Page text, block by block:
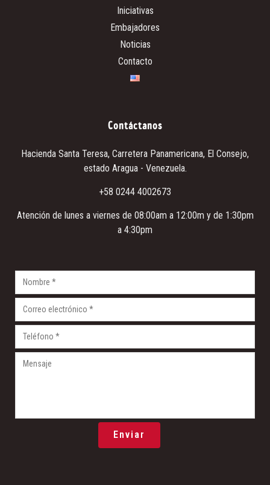
Iniciativas
Embajadores
Noticias
Contacto
Contáctanos
Hacienda Santa Teresa, Carretera Panamericana, El Consejo,
estado Aragua - Venezuela.
+58 0244 4002673
Atención de lunes a viernes de 08:00am a 12:00m y de 1:30pm
a 4:30pm